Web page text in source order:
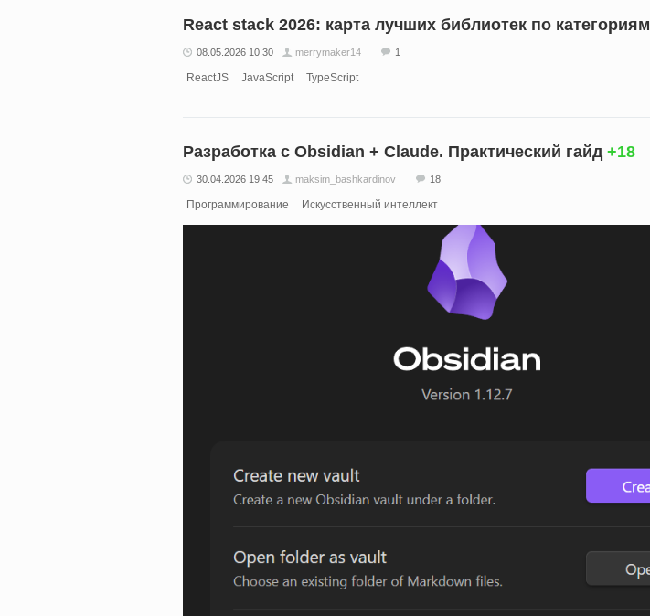
React stack 2026: карта лучших библиотек по категориям
08.05.2026 10:30 merrymaker14 1
ReactJS JavaScript TypeScript
Разработка с Obsidian + Claude. Практический гайд +18
30.04.2026 19:45 maksim_bashkardinov 18
Программирование Искусственный интеллект